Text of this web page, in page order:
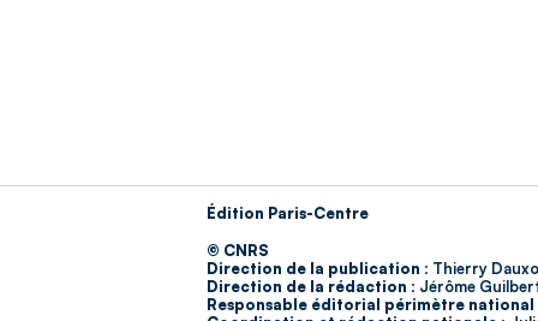
Édition Paris-Centre
© CNRS
Direction de la publication : Thierry
Direction de la rédaction : Jérôme
Responsable éditorial périmètre national